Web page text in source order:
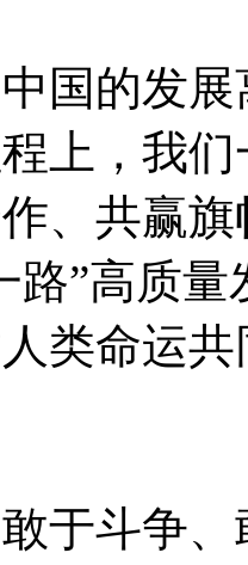
国的发
上，我
、共赢
路”高质
类命运
于斗争